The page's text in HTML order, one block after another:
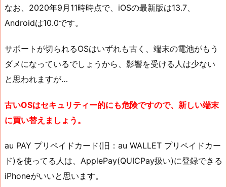
なお、2020年9月11時時点で、iOSの最新版は13.7、
Androidは10.0です。
サポートが切られるOSはいずれも古く、端末の電池がもう
ダメになっているでしょうから、影響を受ける人は少ない
と思われますが…
古いOSはセキュリティー的にも危険ですので、新しい端末
に買い替えましょう。
au PAY プリペイドカード(旧：au WALLET プリペイドカー
ド)を使ってる人は、ApplePay(QUICPay扱い)に登録できる
iPhoneがいいと思います。